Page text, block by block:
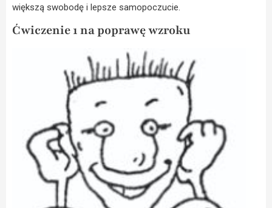
większą swobodę i lepsze samopoczucie.
Ćwiczenie 1 na poprawę wzroku